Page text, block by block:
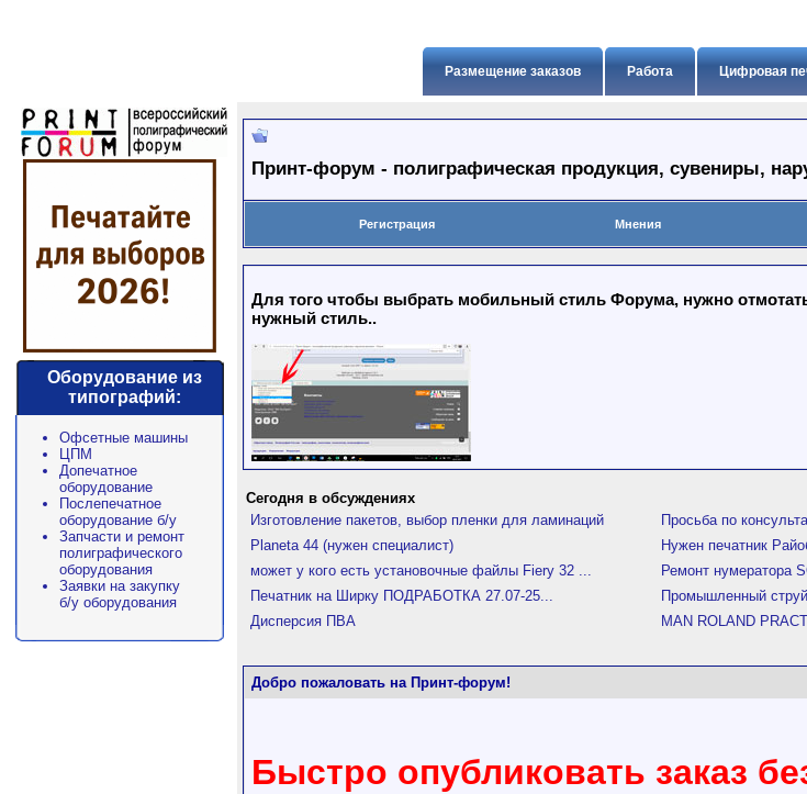
Цифровая
Работа
Размещение заказов
Оборудование из
типографий:
Офсетные машины
ЦПМ
Допечатное
оборудование
Послепечатное
оборудование б/у
Запчасти и ремонт
полиграфического
оборудования
Заявки на закупку
б/у оборудования
Принт-форум - полиграфическая продукция, сувениры,
Регистрация Мнения
Для того чтобы выбрать мобильный стиль Форума, нужно
нужный стиль..
Сегодня в обсуждениях
Изготовление пакетов, выбор пленки для ламинаций
Просьба по
Planeta 44 (нужен специалист)
Нужен печатник
может у кого есть установочные файлы Fiery 32 ...
Ремонт нумератора
Печатник на Ширку ПОДРАБОТКА 27.07-25...
Промышленный
Дисперсия ПВА
MAN ROLAND
Добро пожаловать на Принт-форум!
Быстро опубликовать заказ